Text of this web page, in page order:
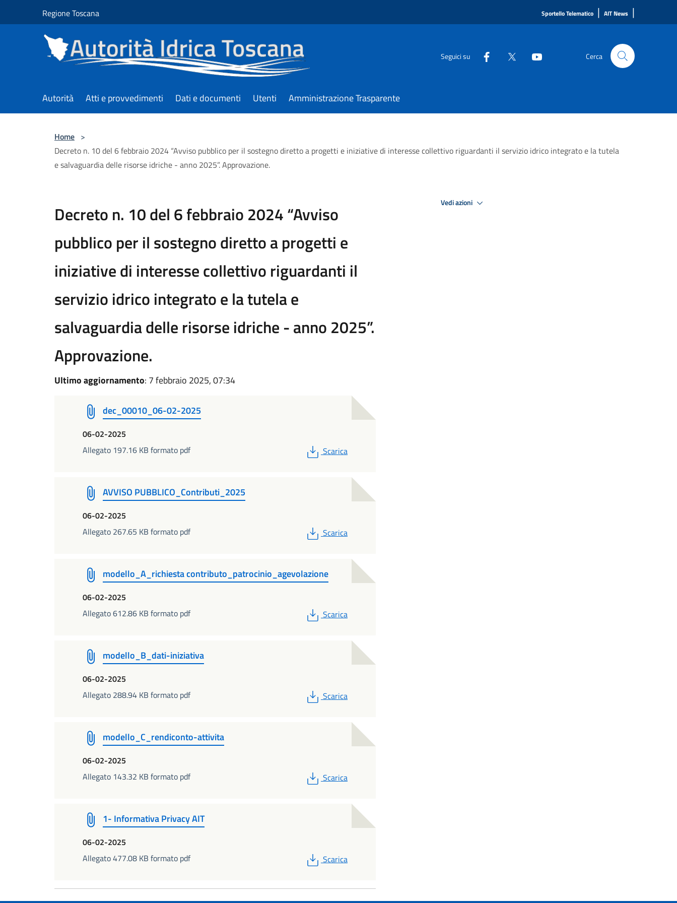
Regione Toscana Sportello Telematico | AIT News |
Seguici su Cerca
Autorità Atti e provvedimenti Dati e documenti Utenti Amministrazione Trasparente
Home >
Decreto n. 10 del 6 febbraio 2024 “Avviso pubblico per il sostegno diretto a progetti e iniziative di interesse collettivo riguardanti il servizio idrico integrato e la tutela
e salvaguardia delle risorse idriche - anno 2025”. Approvazione.
Decreto n. 10 del 6 febbraio 2024 “Avviso
pubblico per il sostegno diretto a progetti e
iniziative di interesse collettivo riguardanti il
servizio idrico integrato e la tutela e
salvaguardia delle risorse idriche - anno 2025”.
Approvazione.
Ultimo aggiornamento: 7 febbraio 2025, 07:34
dec_00010_06-02-2025
06-02-2025
Allegato 197.16 KB formato pdf
PDF
Scarica
AVVISO PUBBLICO_Contributi_2025
06-02-2025
Allegato 267.65 KB formato pdf
PDF
Scarica
modello_A_richiesta contributo_patrocinio_agevolazione
06-02-2025
Allegato 612.86 KB formato pdf
PDF
Scarica
modello_B_dati-iniziativa
06-02-2025
Allegato 288.94 KB formato pdf
PDF
Scarica
modello_C_rendiconto-attivita
06-02-2025
Allegato 143.32 KB formato pdf
PDF
Scarica
1- Informativa Privacy AIT
06-02-2025
Allegato 477.08 KB formato pdf
PDF
Scarica
Vedi azioni